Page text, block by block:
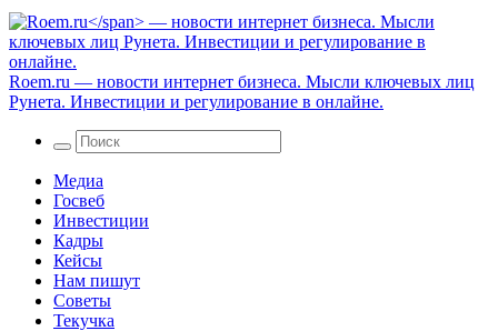
Roem.ru — новости интернет бизнеса. Мысли ключевых лиц
Рунета. Инвестиции и регулирование в онлайне.
Медиа
Госвеб
Инвестиции
Кадры
Кейсы
Нам пишут
Советы
Текучка